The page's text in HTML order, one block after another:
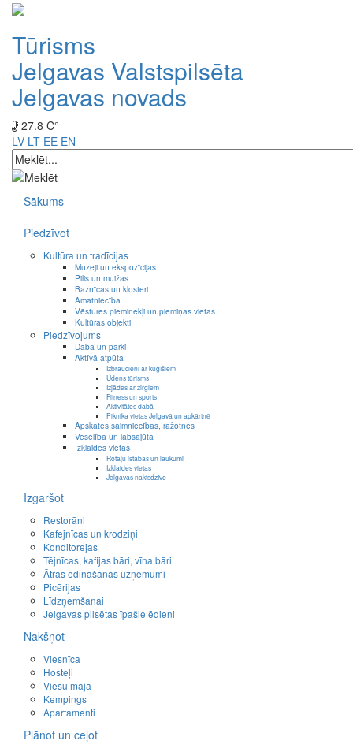
Tūrisms
Jelgavas Valstspilsēta
Jelgavas novads
27.8 C°
LV LT EE EN
Sākums
Piedzīvot
Kultūra un tradīcijas
Muzeji un ekspozīcijas
Pilis un muižas
Baznīcas un klosteri
Amatniecība
Vēstures pieminekļi un piemiņas vietas
Kultūras objekti
Piedzīvojums
Daba un parki
Aktīvā atpūta
Izbraucieni ar kuģīšiem
Ūdens tūrisms
Izjādes ar zirgiem
Fitness un sports
Aktivitātes dabā
Piknika vietas Jelgavā un apkārtnē
Apskates saimniecības, ražotnes
Veselība un labsajūta
Izklaides vietas
Rotaļu istabas un laukumi
Izklaides vietas
Jelgavas naktsdzīve
Izgaršot
Restorāni
Kafejnīcas un krodziņi
Konditorejas
Tējnīcas, kafijas bāri, vīna bāri
Ātrās ēdināšanas uzņēmumi
Picērijas
Līdzņemšanai
Jelgavas pilsētas īpašie ēdieni
Nakšņot
Viesnīca
Hosteļi
Viesu māja
Kempings
Apartamenti
Plānot un ceļot